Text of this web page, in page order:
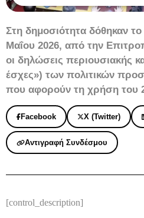
Στη δημοσιότητα δόθηκαν
Μαΐου 2026, από την
οι δηλώσεις περιουσιακής
έσχες») των πολιτικών
που αφορούν τη χρήση του
Facebook X (Twitter)
Αντιγραφή Συνδέσμου
[control_description]